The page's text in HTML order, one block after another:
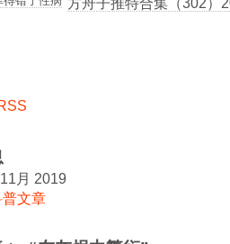
月 2019
普文章